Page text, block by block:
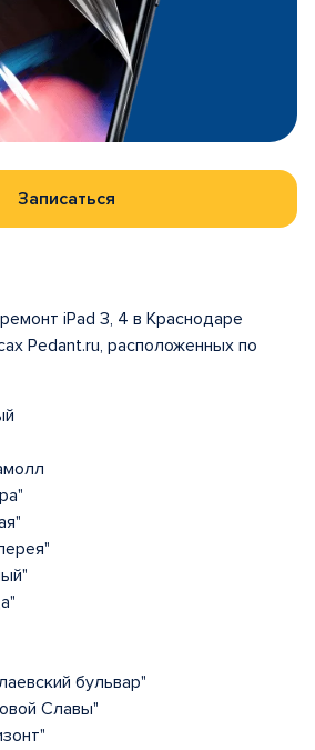
Записаться
iPad 3, 4 в Краснодаре
Pedant.ru, расположенных по
бульвар"
Славы"